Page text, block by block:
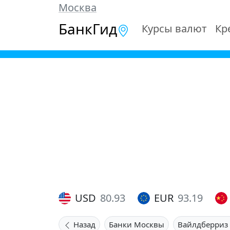
Москва
БанкГид Курсы валют
USD 80.93 EUR 93.19
Назад Банки Москвы Вайлдберриз